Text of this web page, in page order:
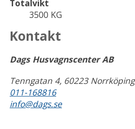
Totalvikt
3500 KG
Kontakt
Dags Husvagnscenter AB
Tenngatan 4, 60223 Norrköping
011-168816
info@dags.se